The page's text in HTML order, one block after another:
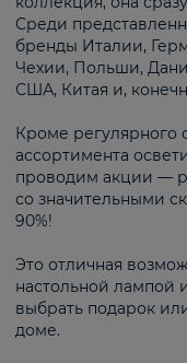
Среди
бренды Италии,
Чехии, Польши,
США, Китая и,
Кроме регулярного
ассортимента
проводим акции —
со значительными
90%!
Это отличная
настольной лампой
выбрать подарок
доме.